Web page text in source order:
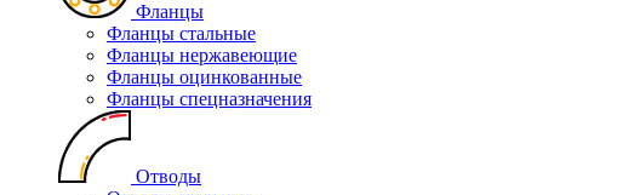
Фланцы
Фланцы стальные
Фланцы нержавеющие
Фланцы оцинкованные
Фланцы спецназначения
Отводы